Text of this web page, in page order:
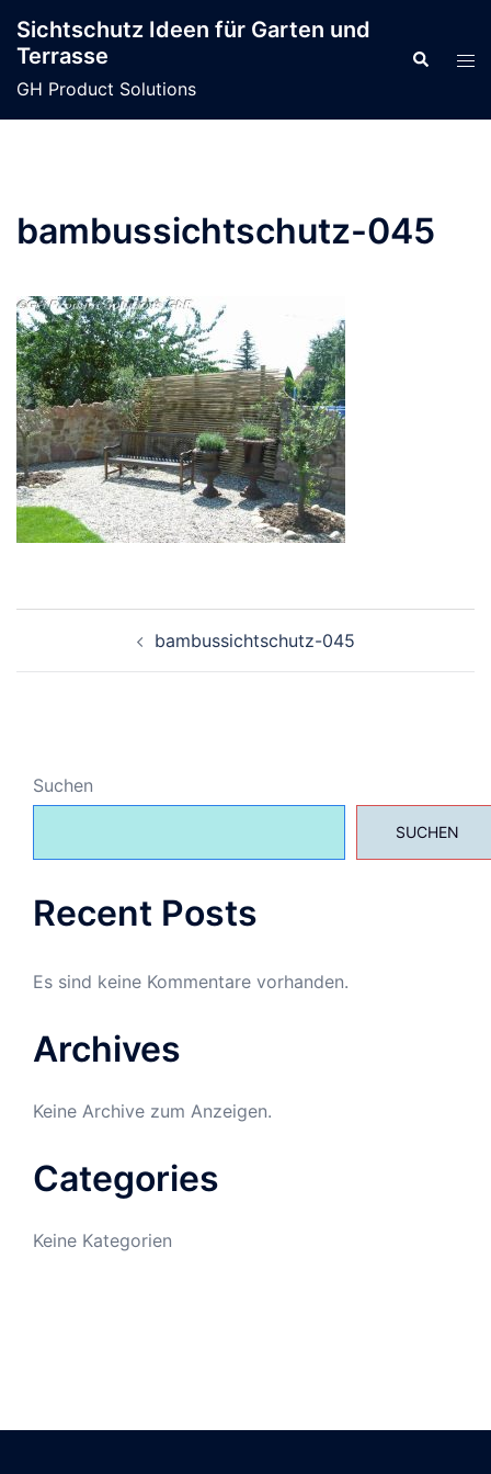
Inhalt
springen
Sichtschutz Ideen für Garten und
Terrasse
GH Product Solutions
Suche
bambussichtschutz-045
bambussichtschutz-045
Suchen
SUCHEN
Recent Posts
Es sind keine Kommentare vorhanden.
Archives
Keine Archive zum Anzeigen.
Categories
Keine Kategorien